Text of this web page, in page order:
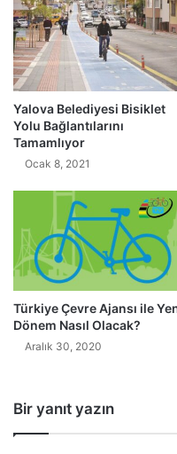
Yalova Belediyesi Bisiklet
Yolu Bağlantılarını
Tamamlıyor
Ocak 8, 2021
Türkiye Çevre Ajansı ile
Dönem Nasıl Olacak?
Aralık 30, 2020
Bir yanıt yazın